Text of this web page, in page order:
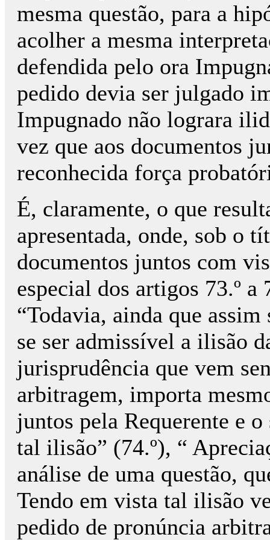
mesma questão, para a
acolher a mesma
defendida pelo ora
pedido devia ser julgado
Impugnado não lograra
vez que aos documentos
reconhecida força
É, claramente, o que
apresentada, onde, sob o
documentos juntos com
especial dos artigos 73.º a
“Todavia, ainda que
se ser admissível a ilisão
jurisprudência que vem
arbitragem, importa
juntos pela Requerente e
tal ilisão” (74.º), “
análise de uma questão,
Tendo em vista tal ilisão
pedido de pronúncia